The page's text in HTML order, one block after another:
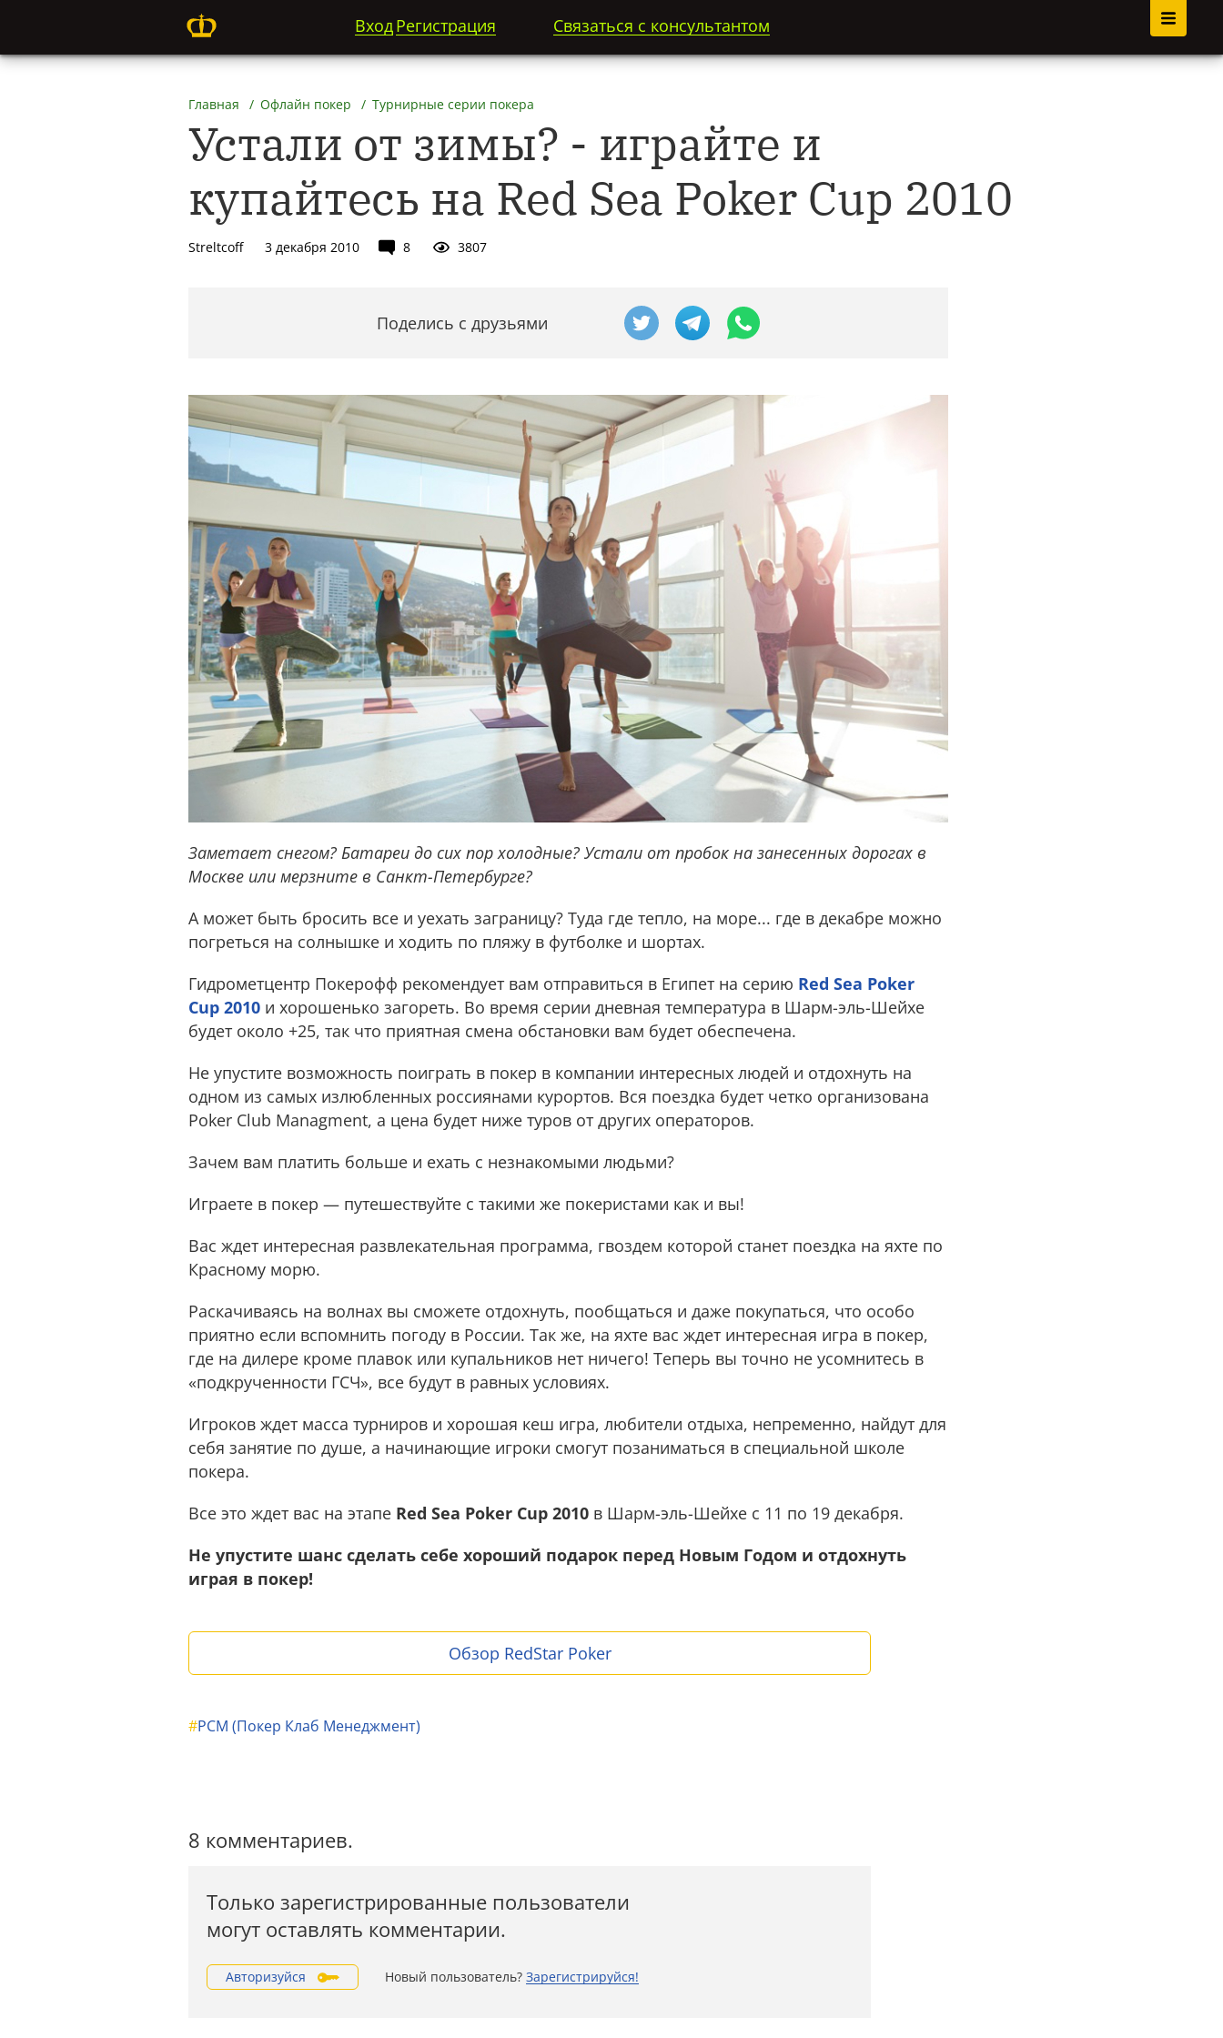
ВходРегистрация Связаться с консультантом
Главная Офлайн покер Турнирные серии покера
Устали от зимы? - играйте и
купайтесь на Red Sea Poker Cup 2010
Streltcoff 3 декабря 2010 8 3807
Поделись с друзьями
Заметает снегом? Батареи до сих пор холодные? Устали от пробок на занесенных дорогах в
Москве или мерзните в Санкт-Петербурге?
А может быть бросить все и уехать заграницу? Туда где тепло, на море... где в декабре можно
погреться на солнышке и ходить по пляжу в футболке и шортах.
Гидрометцентр Покерофф рекомендует вам отправиться в Египет на серию Red Sea Poker
Cup 2010 и хорошенько загореть. Во время серии дневная температура в Шарм-эль-Шейхе
будет около +25, так что приятная смена обстановки вам будет обеспечена.
Не упустите возможность поиграть в покер в компании интересных людей и отдохнуть на
одном из самых излюбленных россиянами курортов. Вся поездка будет четко организована
Poker Club Managment, а цена будет ниже туров от других операторов.
Зачем вам платить больше и ехать с незнакомыми людьми?
Играете в покер — путешествуйте с такими же покеристами как и вы!
Вас ждет интересная развлекательная программа, гвоздем которой станет поездка на яхте по
Красному морю.
Раскачиваясь на волнах вы сможете отдохнуть, пообщаться и даже покупаться, что особо
приятно если вспомнить погоду в России. Так же, на яхте вас ждет интересная игра в покер,
где на дилере кроме плавок или купальников нет ничего! Теперь вы точно не усомнитесь в
«подкрученности ГСЧ», все будут в равных условиях.
Игроков ждет масса турниров и хорошая кеш игра, любители отдыха, непременно, найдут для
себя занятие по душе, а начинающие игроки смогут позаниматься в специальной школе
покера.
Все это ждет вас на этапе Red Sea Poker Cup 2010 в Шарм-эль-Шейхе с 11 по 19 декабря.
Не упустите шанс сделать себе хороший подарок перед Новым Годом и отдохнуть
играя в покер!
Обзор RedStar Poker
#PCM (Покер Клаб Менеджмент)
8 комментариев.
Только зарегистрированные пользователи
могут оставлять комментарии.
Авторизуйся Новый пользователь? Зарегистрируйся!